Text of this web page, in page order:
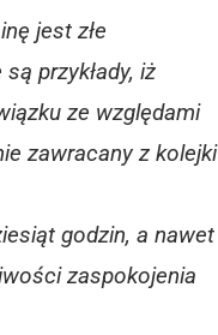
jest złe
przykłady, iż
ze względami
zawracany z kolejki
godzin, a nawet
zaspokojenia